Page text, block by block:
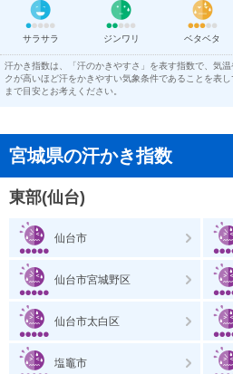
サラサラ ジンワリ ベタベタ
汗かき指数は、「汗のかきやすさ」を表す指数で、気
クが高いほど汗をかきやすい気象条件であることを表
まで目安とお考えください。
宮城県の汗かき指数
東部(仙台)
仙台市
仙台市宮城野区
仙台市太白区
塩竈市